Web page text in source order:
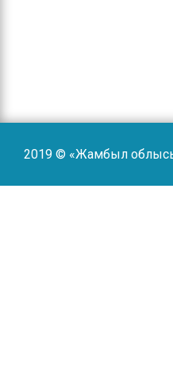
2019 © «Жамбыл облысы